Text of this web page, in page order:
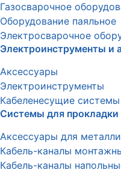
Газосварочное
Оборудование паяльное
Электросварочное
Электроинструменты и
Аксессуары
Электроинструменты
Кабеленесущие системы
Системы для прокладки
Аксессуары для
Кабель-каналы
Кабель-каналы